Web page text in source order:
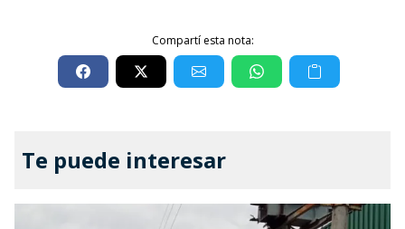
Compartí esta nota:
Te puede interesar